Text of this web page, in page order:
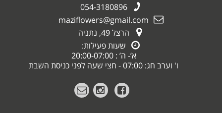
054-3180896
maziflowers@gmail.com
הרצל 49, נתניה
שעות פעילות:
א’- ה’ : 20:00-07:00
ו' וערב חג: 07:00 - חצי שעה לפני כניסת השבת